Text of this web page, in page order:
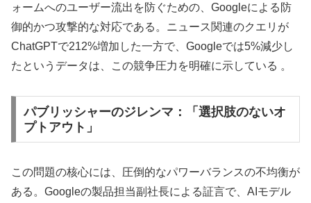
ォームへのユーザー流出を防ぐための、Googleによる防
御的かつ攻撃的な対応である。ニュース関連のクエリが
ChatGPTで212%増加した一方で、Googleでは5%減少し
たというデータは、この競争圧力を明確に示している 。
パブリッシャーのジレンマ：「選択肢のないオ
プトアウト」
この問題の核心には、圧倒的なパワーバランスの不均衡が
ある。Googleの製品担当副社長による証言で、AIモデル